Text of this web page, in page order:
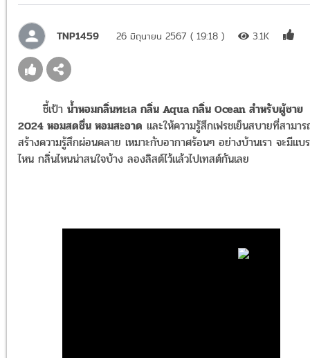
TNP1459 26 มิถุนายน 2567 ( 19:18 ) 3.1K
ชี้เป้า น้ำหอมกลิ่นทะเล กลิ่น Aqua กลิ่น Ocean สำหรับผู้ชาย
2024 หอมสดชื่น หอมสะอาด และให้ความรู้สึกเฟรชเย็นสบายที่สามา
สร้างความรู้สึกผ่อนคลาย เหมาะกับอากาศร้อนๆ อย่างบ้านเรา จะมีแบ
ไหน กลิ่นไหนน่าสนใจบ้าง ลองลิสต์ไว้แล้วไปเทสต์กันเลย